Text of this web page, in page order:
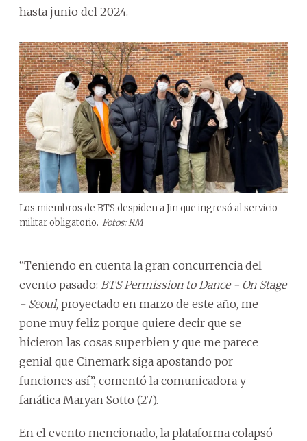
hasta junio del 2024.
Los miembros de BTS despiden a Jin que ingresó al servicio
militar obligatorio. Fotos: RM
“Teniendo en cuenta la gran concurrencia del
evento pasado: BTS Permission to Dance - On Stage
- Seoul, proyectado en marzo de este año, me
pone muy feliz porque quiere decir que se
hicieron las cosas superbien y que me parece
genial que Cinemark siga apostando por
funciones así”, comentó la comunicadora y
fanática Maryan Sotto (27).
En el evento mencionado, la plataforma colapsó